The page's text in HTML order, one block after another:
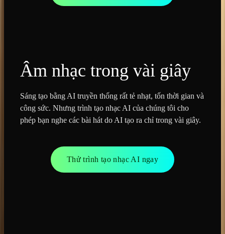
Âm nhạc trong vài giây
Sáng tạo bằng AI truyền thống rất tẻ nhạt, tốn thời gian và
công sức. Nhưng trình tạo nhạc AI của chúng tôi cho
phép bạn nghe các bài hát do AI tạo ra chỉ trong vài giây.
Thử trình tạo nhạc AI ngay